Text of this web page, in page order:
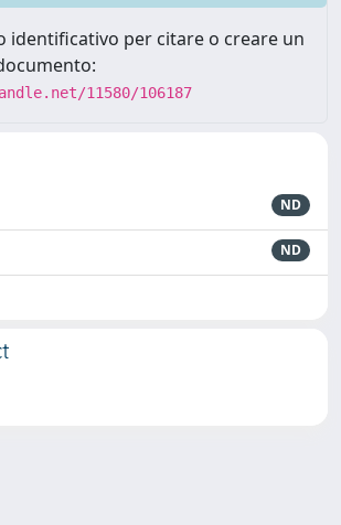
identificativo per citare o creare un
11580/106187
ND
ND